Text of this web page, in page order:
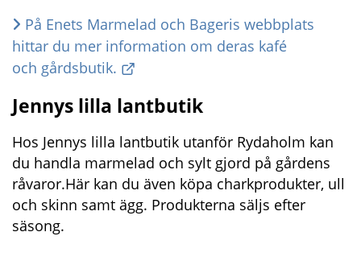
På Enets Marmelad och Bageris webbplats
hittar du mer information om deras kafé
och gårdsbutik.
Jennys lilla lantbutik
Hos Jennys lilla lantbutik utanför Rydaholm kan
du handla marmelad och sylt gjord på gårdens
råvaror.Här kan du även köpa charkprodukter, ull
och skinn samt ägg. Produkterna säljs efter
säsong.